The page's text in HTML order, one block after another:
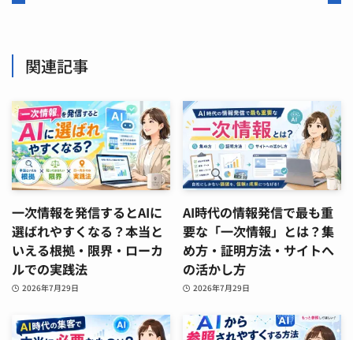
関連記事
一次情報を発信するとAIに
選ばれやすくなる？本当と
いえる根拠・限界・ローカ
ルでの実践法
2026年7月29日
AI時代の情報発信で最も重
要な「一次情報」とは？集
め方・証明方法・サイトへ
の活かし方
2026年7月29日